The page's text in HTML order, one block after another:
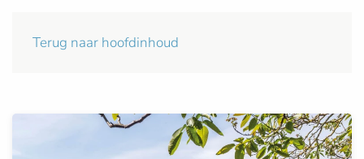
Terug naar hoofdinhoud